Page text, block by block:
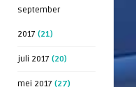
september
2017 (21)
juli 2017 (20)
mei 2017 (27)